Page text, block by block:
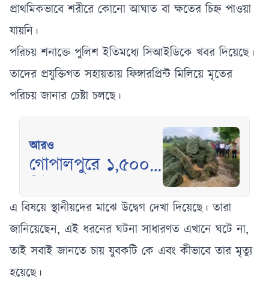
প্রাথমিকভাবে শরীরে কোনো আঘাত বা ক্ষতের চিহ্ন পাওয়া
যায়নি।
পরিচয় শনাক্তে পুলিশ ইতিমধ্যে সিআইডিকে খবর দিয়েছে।
তাদের প্রযুক্তিগত সহায়তায় ফিঙ্গারপ্রিন্ট মিলিয়ে মৃতের
পরিচয় জানার চেষ্টা চলছে।
আরও
গোপালপুরে ১,৫০০
দুয়ারী জাল জব্দ,
আগুনে ধ্বংস
এ বিষয়ে স্থানীয়দের মাঝে উদ্বেগ দেখা দিয়েছে। তারা
জানিয়েছেন, এই ধরনের ঘটনা সাধারণত এখানে ঘটে না,
তাই সবাই জানতে চায় যুবকটি কে এবং কীভাবে তার মৃত্যু
হয়েছে।